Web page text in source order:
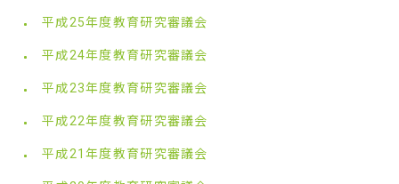
平成25年度教育研究審議会
平成24年度教育研究審議会
平成23年度教育研究審議会
平成22年度教育研究審議会
平成21年度教育研究審議会